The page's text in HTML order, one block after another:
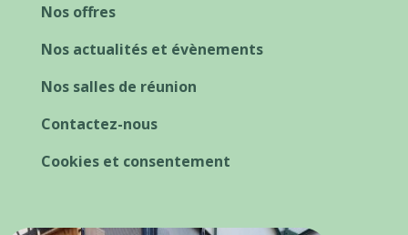
Nos offres
Nos actualités et évènements
Nos salles de réunion
Contactez-nous
Cookies et consentement